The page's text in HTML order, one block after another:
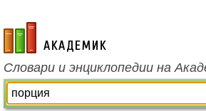
academic.ru
Словари и энциклопедии на